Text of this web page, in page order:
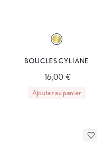
BOUCLES CYLIANE
16,00 €
Ajouter au panier